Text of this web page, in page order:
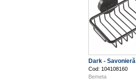
Dark - Savonieră
Cod: 104108160
Bemeta